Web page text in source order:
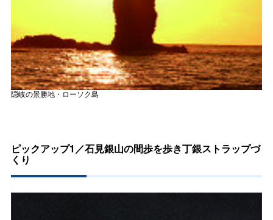
隠岐の景勝地・ローソク島
ピックアップ1／石見銀山の間歩を歩き丁銀ストラップづ
くり